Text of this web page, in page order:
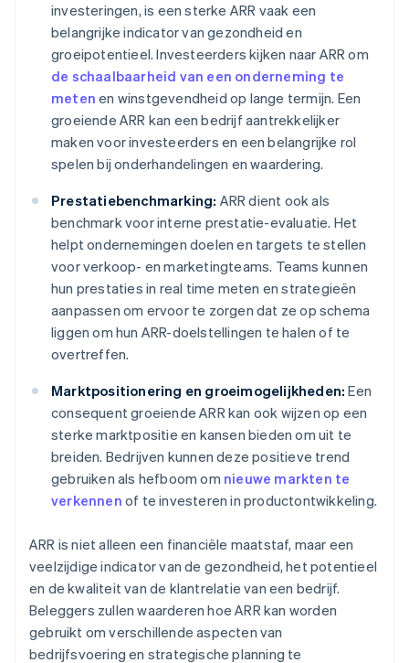
investeringen, is een sterke ARR vaak een
belangrijke indicator van gezondheid en
groeipotentieel. Investeerders kijken naar ARR om
de schaalbaarheid van een onderneming te
meten en winstgevendheid op lange termijn. Een
groeiende ARR kan een bedrijf aantrekkelijker
maken voor investeerders en een belangrijke rol
spelen bij onderhandelingen en waardering.
Prestatiebenchmarking: ARR dient ook als
benchmark voor interne prestatie-evaluatie. Het
helpt ondernemingen doelen en targets te stellen
voor verkoop- en marketingteams. Teams kunnen
hun prestaties in real time meten en strategieën
aanpassen om ervoor te zorgen dat ze op schema
liggen om hun ARR-doelstellingen te halen of te
overtreffen.
Marktpositionering en groeimogelijkheden: Een
consequent groeiende ARR kan ook wijzen op een
sterke marktpositie en kansen bieden om uit te
breiden. Bedrijven kunnen deze positieve trend
gebruiken als hefboom om nieuwe markten te
verkennen of te investeren in productontwikkeling.
ARR is niet alleen een financiële maatstaf, maar een
veelzijdige indicator van de gezondheid, het potentieel
en de kwaliteit van de klantrelatie van een bedrijf.
Beleggers zullen waarderen hoe ARR kan worden
gebruikt om verschillende aspecten van
bedrijfsvoering en strategische planning te